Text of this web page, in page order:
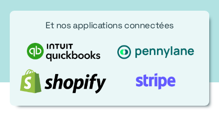
Et nos applications connectées